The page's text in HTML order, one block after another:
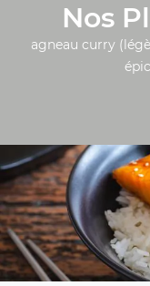
Nos
agneau curry